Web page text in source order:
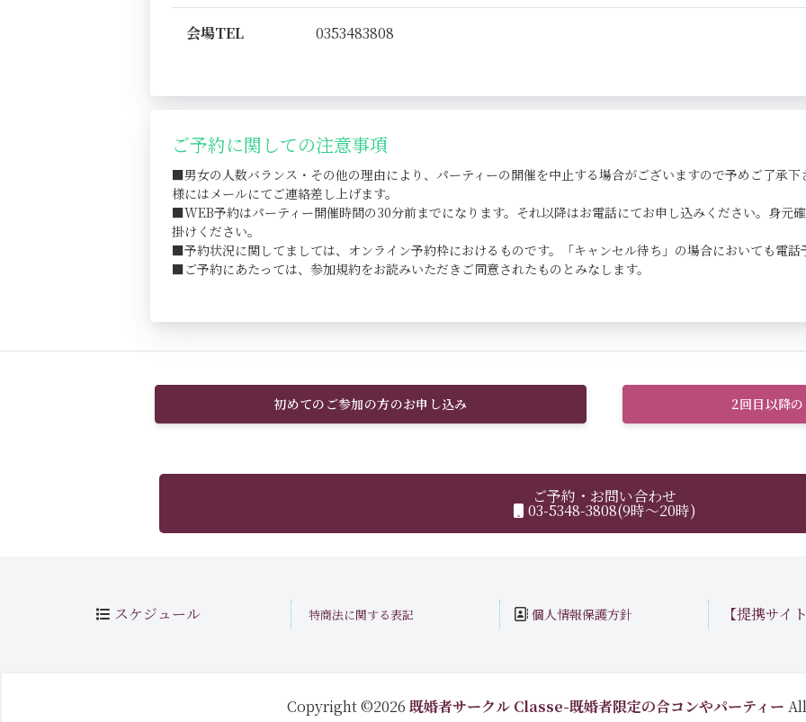
会場TEL 0353483808
ご予約に関しての注意事項
■男女の人数バランス・その他の理由により、パーティーの開催を中止する場合がございますので予めご了承
様にはメールにてご連絡差し上げます。
■WEB予約はパーティー開催時間の30分前までになります。それ以降はお電話にてお申し込みください。身元
掛けください。
■予約状況に関してましては、オンライン予約枠におけるものです。「キャンセル待ち」の場合においても電
■ご予約にあたっては、参加規約をお読みいただきご同意されたものとみなします。
初めてのご参加の方のお申し込み 2回目以降
ご予約・お問い合わせ
03-5348-3808(9時～20時)
スケジュール 特商法に関する表記 個人情報保護方針 【提携サイ
Copyright ©2026 既婚者サークル Classe-既婚者限定の合コンやパーティー